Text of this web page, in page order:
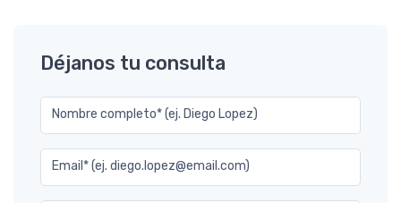
Déjanos tu consulta
Nombre completo* (ej. Diego Lopez)
Email* (ej. diego.lopez@email.com)